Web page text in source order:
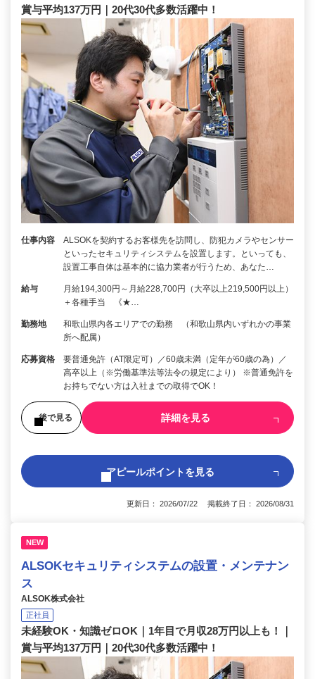
賞与平均137万円｜20代30代多数活躍中！
仕事内容
ALSOKを契約するお客様先を訪問し、防犯カメラやセンサー
といったセキュリティシステムを設置します。といっても、
設置工事自体は基本的に協力業者が行うため、あなた…
給与
月給194,300円～月給228,700円（大卒以上219,500円以上）
＋各種手当 《★…
勤務地
和歌山県内各エリアでの勤務 （和歌山県内いずれかの事業
所へ配属）
応募資格
要普通免許（AT限定可）／60歳未満（定年が60歳の為）／
高卒以上（※労働基準法等法令の規定により） ※普通免許を
お持ちでない方は入社までの取得でOK！
後で見る 詳細を見る
アピールポイントを見る
更新日： 2026/07/22 掲載終了日： 2026/08/31
NEW
ALSOKセキュリティシステムの設置・メンテナン
ス
ALSOK株式会社
正社員
未経験OK・知識ゼロOK｜1年目で月収28万円以上も！｜
賞与平均137万円｜20代30代多数活躍中！